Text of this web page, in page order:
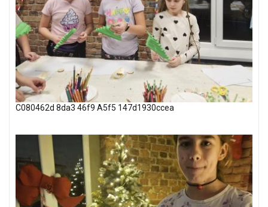
C080462d 8da3 46f9 A5f5 147d1930ccea